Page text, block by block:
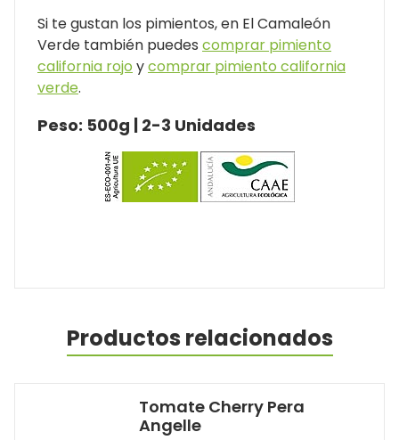
Si te gustan los pimientos, en El Camaleón
Verde también puedes comprar pimiento
california rojo ycomprar pimiento california
verde.
Peso: 500g | 2-3 Unidades
Productos relacionados
Tomate Cherry Pera
Angelle